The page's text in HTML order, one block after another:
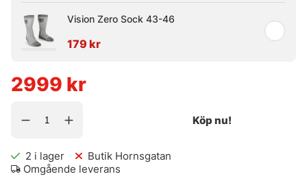
Vision Zero Sock 43-46
179 kr
2999 kr
Köp nu!
2 i lager
Butik Hornsgatan
Omgående leverans